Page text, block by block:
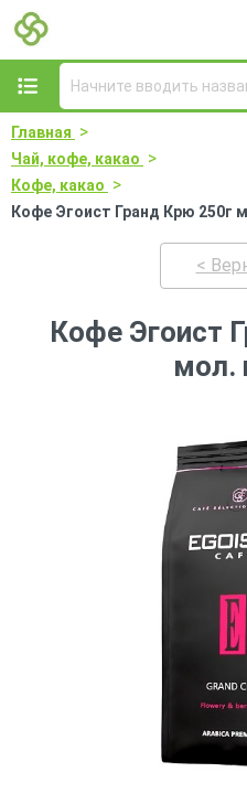
Главная >
Чай, кофе, какао >
Кофе, какао >
Кофе Эгоист Гранд Крю 250г
<
Кофе Эгоист
мол.